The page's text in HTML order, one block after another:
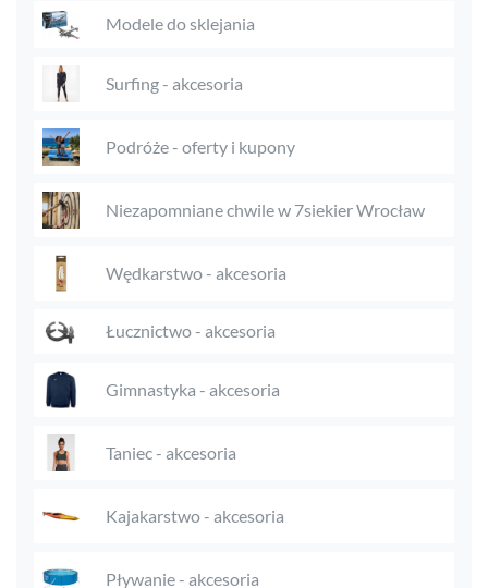
Modele do sklejania
Surfing - akcesoria
Podróże - oferty i kupony
Niezapomniane chwile w 7siekier Wrocław
Wędkarstwo - akcesoria
Łucznictwo - akcesoria
Gimnastyka - akcesoria
Taniec - akcesoria
Kajakarstwo - akcesoria
Pływanie - akcesoria